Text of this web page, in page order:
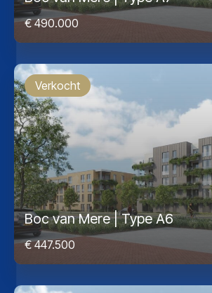
€ 490.000
Verkocht
Boc van Mere | Type A6
€ 447.500